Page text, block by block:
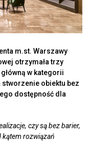
m.st. Warszawy
otrzymała trzy
w kategorii
obiektu bez
dostępność dla
czy są bez barier,
kątem rozwiązań